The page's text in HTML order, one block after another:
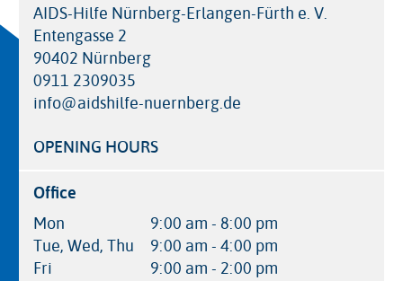
AIDS-Hilfe Nürnberg-Erlangen-Fürth e. V.
Entengasse 2
90402 Nürnberg
0911 2309035
info@aidshilfe-nuernberg.de
OPENING HOURS
Office
Mon
9:00 am - 8:00 pm
Tue, Wed, Thu
9:00 am - 4:00 pm
Fri
9:00 am - 2:00 pm